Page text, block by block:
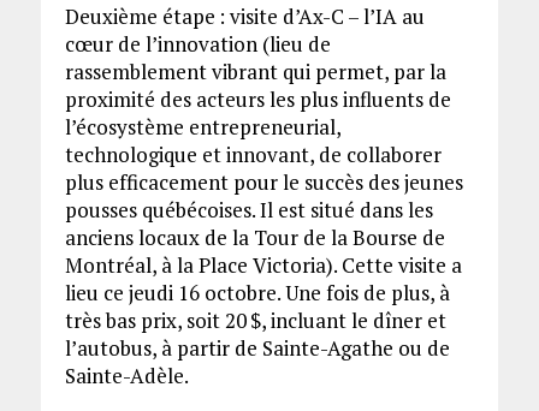
Deuxième étape : visite d’Ax-C – l’IA au
cœur de l’innovation (lieu de
rassemblement vibrant qui permet, par la
proximité des acteurs les plus influents de
l’écosystème entrepreneurial,
technologique et innovant, de collaborer
plus efficacement pour le succès des jeunes
pousses québécoises. Il est situé dans les
anciens locaux de la Tour de la Bourse de
Montréal, à la Place Victoria). Cette visite a
lieu ce jeudi 16 octobre. Une fois de plus, à
très bas prix, soit 20 $, incluant le dîner et
l’autobus, à partir de Sainte-Agathe ou de
Sainte-Adèle.